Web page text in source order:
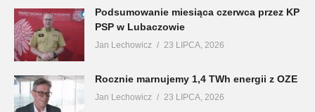
Podsumowanie miesiąca czerwca przez KP
PSP w Lubaczowie
Jan Lechowicz 23 LIPCA, 2026
Rocznie marnujemy 1,4 TWh energii z OZE
Jan Lechowicz 23 LIPCA, 2026